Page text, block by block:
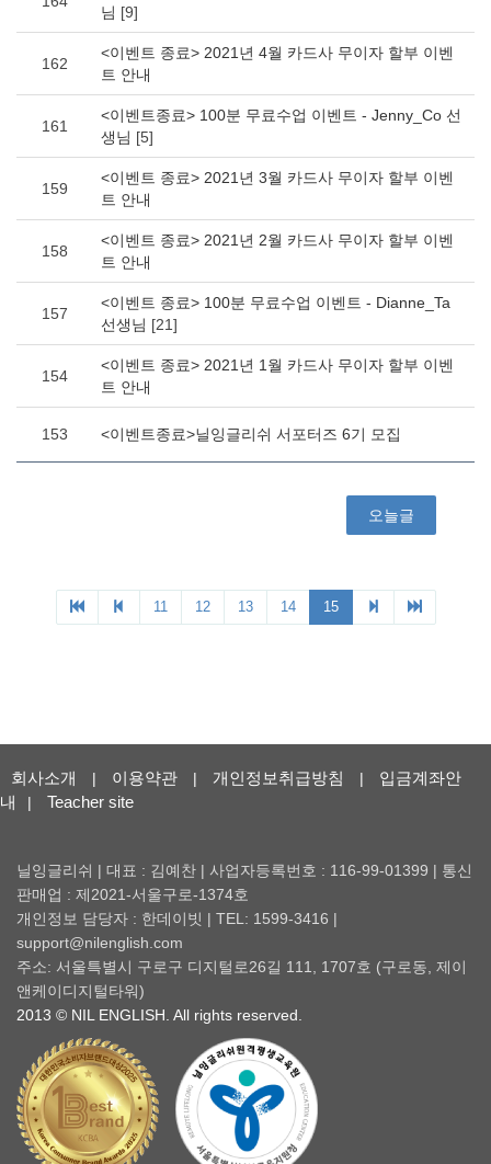
회사소개 | 이용약관 | 개인정보취급방침 |
입금계좌안
내
| Teacher site
닐잉글리쉬 | 대표 : 김예찬 | 사업자등록번호 : 116-99-01399 | 통신
판매업 : 제2021-서울구로-1374호
개인정보 담당자 : 한데이빗 | TEL: 1599-3416 |
support@nilenglish.com
주소: 서울특별시 구로구 디지털로26길 111, 1707호 (구로동, 제이
앤케이디지털타워)
2013 © NIL ENGLISH. All rights reserved.